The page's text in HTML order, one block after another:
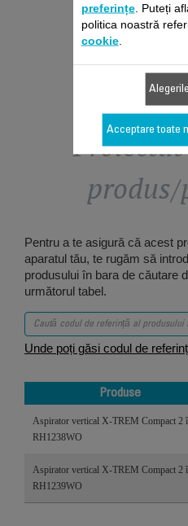
Adaugă
produs/
Pentru a te asigură că acest
aparatul tău, te rugăm să
produsului în bara de căutare
următorul tabel.
Unde poți găsi codul de
Produse
Aspirator vertical X-TREM Compact 2
RH1238WO
Aspirator vertical X-TREM Compact 2
RH1239WO
preferințe. Puteți
politica noastră
cookie.
Acceptare toate